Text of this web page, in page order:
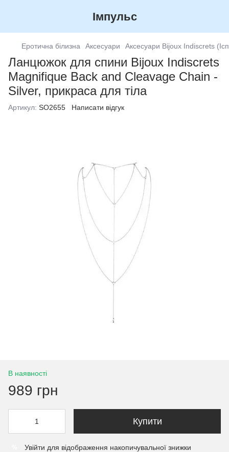
Імпульс
Еротична білизна Аксесуари Аксесуари Bijoux Indiscrets
Ланцюжок для спини Bijoux Indiscrets
Magnifique Back and Cleavage Chain -
Silver, прикраса для тіла
Артикул: SO2655 Написати відгук
В наявності
989 грн
Купити
Увійти для відображення накопичувальної знижки